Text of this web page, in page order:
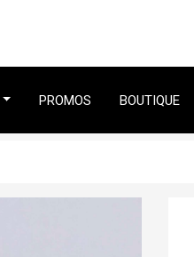
PROMOS BOUTIQUE